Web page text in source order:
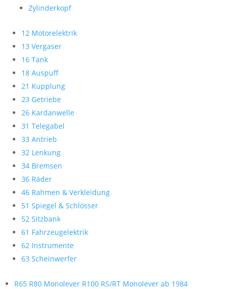
Zylinderkopf
12 Motorelektrik
13 Vergaser
16 Tank
18 Auspuff
21 Kupplung
23 Getriebe
26 Kardanwelle
31 Telegabel
33 Antrieb
32 Lenkung
34 Bremsen
36 Räder
46 Rahmen & Verkleidung
51 Spiegel & Schlösser
52 Sitzbank
61 Fahrzeugelektrik
62 Instrumente
63 Scheinwerfer
R65 R80 Monolever R100 RS/RT Monolever ab 1984